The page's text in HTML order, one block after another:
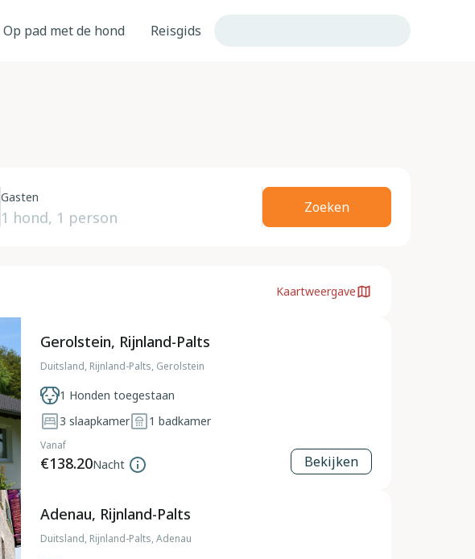
Op pad met de hond Reisgids
Gasten
Zoeken
Kaartweergave
Gerolstein, Rijnland-Palts
Duitsland, Rijnland-Palts, Gerolstein
1 Honden toegestaan
3 slaapkamer 1 badkamer
Vanaf
€138.20Nacht Bekijken
Adenau, Rijnland-Palts
Duitsland, Rijnland-Palts, Adenau